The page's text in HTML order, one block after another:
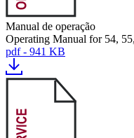
Manual de operação
Operating Manual for 54,
pdf - 941 KB